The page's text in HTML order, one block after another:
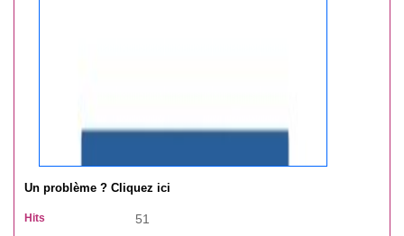
Un problème ? Cliquez ici
Hits 51